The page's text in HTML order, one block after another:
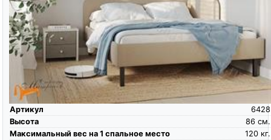
Артикул
6428
Высота
см.
86
Максимальный вес на 1 спальное место
кг.
120